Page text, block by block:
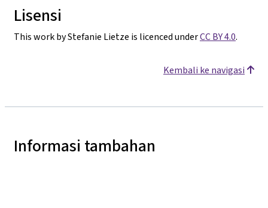
Lisensi
This work by Stefanie Lietze is licenced underCC BY 4.0.
Kembali ke navigasi
Informasi tambahan